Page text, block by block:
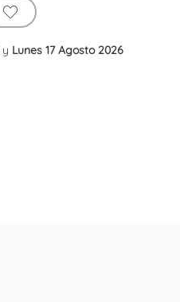
y Lunes 17 Agosto 2026